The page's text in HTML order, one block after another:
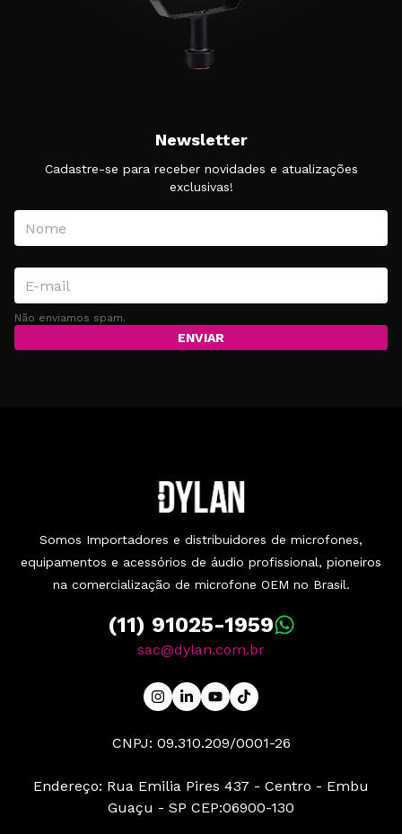
Newsletter
Cadastre-se para receber novidades e atualizações
exclusivas!
Não enviamos spam.
ENVIAR
Somos Importadores e distribuidores de microfones,
equipamentos e acessórios de áudio profissional, pioneiros
na comercialização de microfone OEM no Brasil.
(11) 91025-1959
sac@dylan.com.br
CNPJ: 09.310.209/0001-26
Endereço: Rua Emilia Pires 437 - Centro - Embu
Guaçu - SP CEP:06900-130